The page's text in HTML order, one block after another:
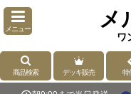
メニュー メ
ワ
商品検索 デッキ販売 特